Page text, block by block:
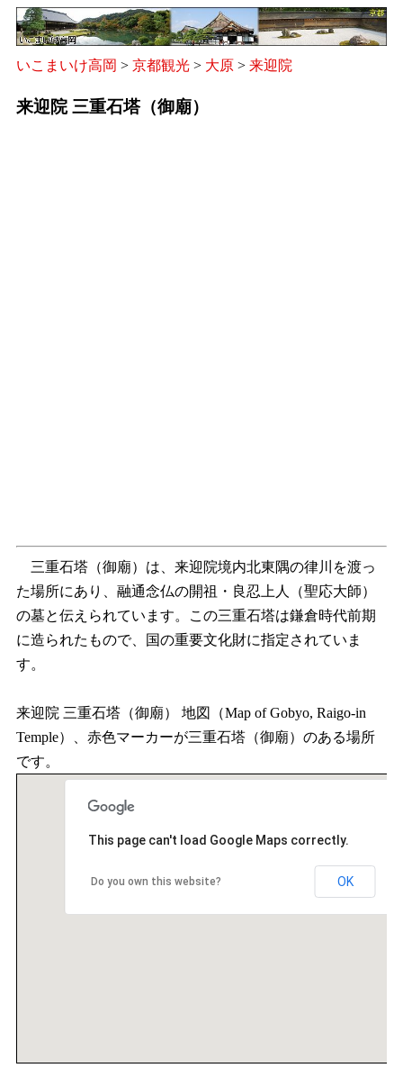
いこまいけ高岡 > 京都観光 > 大原 > 来迎院
来迎院 三重石塔（御廟）
三重石塔（御廟）は、来迎院境内北東隅の律川を渡っ
た場所にあり、融通念仏の開祖・良忍上人（聖応大師）
の墓と伝えられています。この三重石塔は鎌倉時代前期
に造られたもので、国の重要文化財に指定されていま
す。
来迎院 三重石塔（御廟） 地図（Map of Gobyo, Raigo-in
Temple）、赤色マーカーが三重石塔（御廟）のある場所
です。
This page can't load Google Maps correctly.
Do you own this website? OK